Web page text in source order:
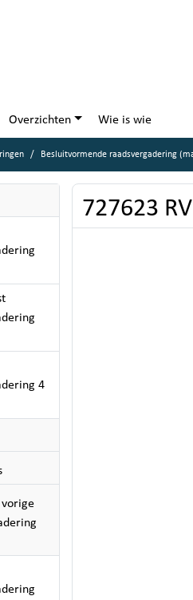
Overzichten Wie is wie
Besluitvormende raadsvergadering
4
727623